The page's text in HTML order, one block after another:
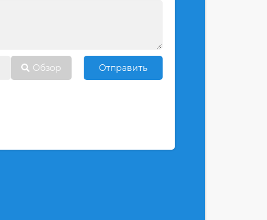
Обзор Отправить